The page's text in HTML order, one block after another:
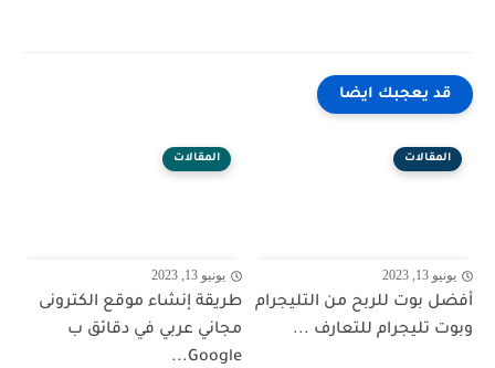
قد يعجبك ايضا
المقالات
يونيو 13, 2023
أفضل بوت للربح من التليجرام
وبوت تليجرام للتعارف ...
المقالات
يونيو 13, 2023
طريقة إنشاء موقع الكترونى
مجاني عربي في دقائق ب
Google...